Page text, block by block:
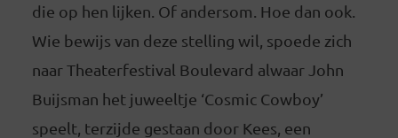
die op hen lijken. Of andersom. Hoe dan ook.
Wie bewijs van deze stelling wil, spoede zich
naar Theaterfestival Boulevard alwaar John
Buijsman het juweeltje ‘Cosmic Cowboy’
speelt, terzijde gestaan door Kees, een